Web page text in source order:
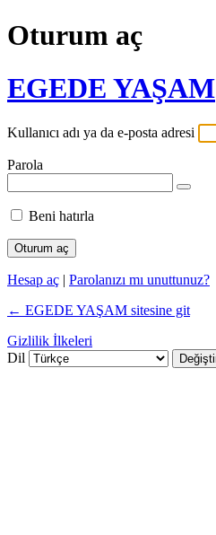
Oturum aç
EGEDE YAŞAM
Kullanıcı adı ya da e-posta adresi
Parola
Beni hatırla
Hesap aç | Parolanızı mı unuttunuz?
← EGEDE YAŞAM sitesine git
Gizlilik İlkeleri
Dil